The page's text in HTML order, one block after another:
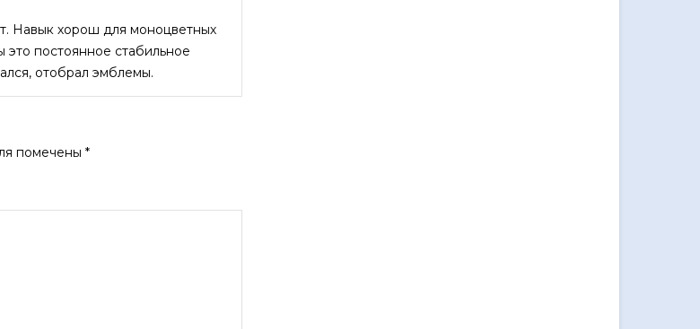
out of 5
Навык хорош для моноцветных
постоянное стабильное
отобрал эмблемы.
помечены *